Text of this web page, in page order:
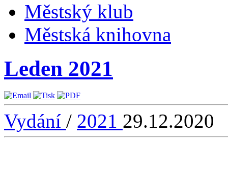
Městský klub
Městská knihovna
Leden 2021
Vydání / 2021 29.12.2020